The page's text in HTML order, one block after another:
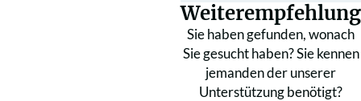
Weiterempfehlung
Sie haben gefunden, wonach
Sie gesucht haben? Sie kennen
jemanden der unserer
Unterstützung benötigt?